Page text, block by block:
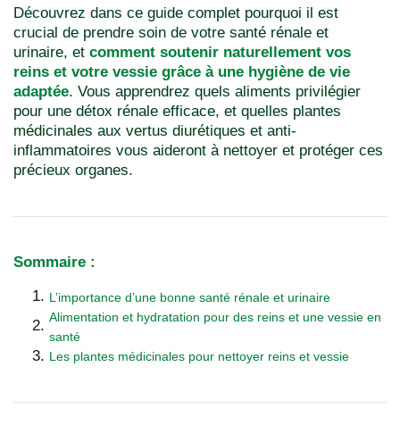
Découvrez dans ce guide complet pourquoi il est
crucial de prendre soin de votre santé rénale et
urinaire, et comment soutenir naturellement vos
reins et votre vessie grâce à une hygiène de vie
adaptée. Vous apprendrez quels aliments privilégier
pour une détox rénale efficace, et quelles plantes
médicinales aux vertus diurétiques et anti-
inflammatoires vous aideront à nettoyer et protéger ces
précieux organes.
Sommaire :
L’importance d’une bonne santé rénale et urinaire
Alimentation et hydratation pour des reins et une vessie en
santé
Les plantes médicinales pour nettoyer reins et vessie